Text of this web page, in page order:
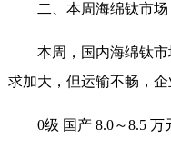
二、本周海绵钛市场
本周，国内海绵钛
求加大，但运输不畅，企
0级 国产 8.0～8.5 万